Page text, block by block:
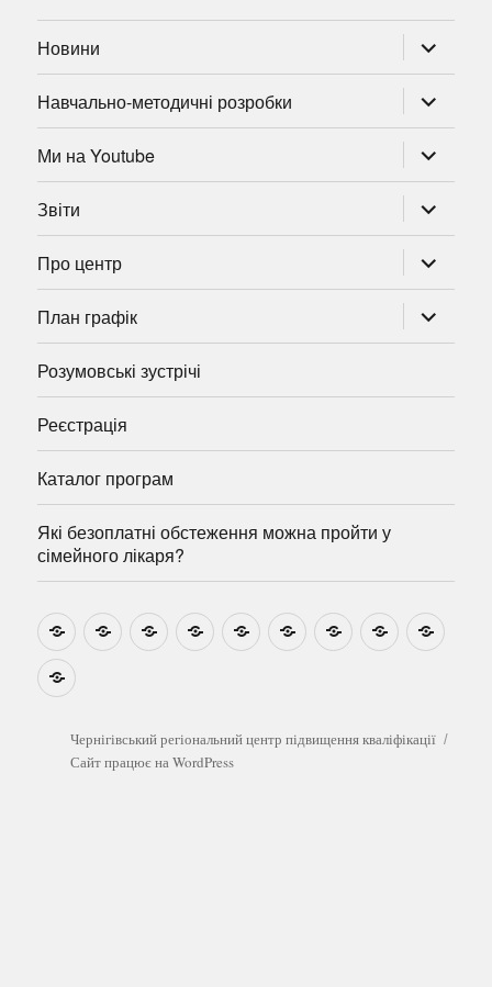
Новини
підменю
Навчально-методичні розробки
підменю
Ми на Youtube
підменю
Звіти
підменю
Про центр
підменю
План графік
підменю
Розумовські зустрічі
Реєстрація
Каталог програм
Які безоплатні обстеження можна пройти у
сімейного лікаря?
НовиниНавчально-
методичні
Ми
на
Звіти Про
центр
План
графік
Розумовські
зустрічі
Реєстрація
Які
безоплатні
можна
пройти
у
Чернігівський регіональний центр підвищення кваліфікації
Сайт працює на WordPress